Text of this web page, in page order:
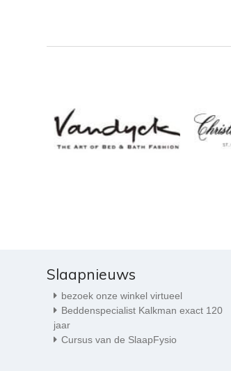
Slaapnieuws
bezoek onze winkel virtueel
Beddenspecialist Kalkman exact 120
jaar
Cursus van de SlaapFysio